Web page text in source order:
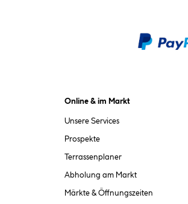
Online & im Markt
Unsere Services
Prospekte
Terrassenplaner
Abholung am Markt
Märkte & Öffnungszeiten